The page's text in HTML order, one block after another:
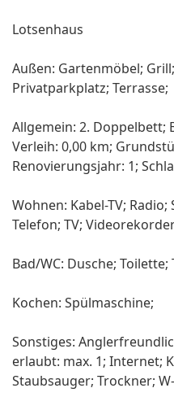
Lotsenhaus
Außen: Gartenmöbel;
Privatparkplatz; Terrasse;
Allgemein: 2. Doppelbett;
Verleih: 0,00 km;
Renovierungsjahr: 1;
Wohnen: Kabel-TV;
Telefon; TV;
Bad/WC: Dusche; Toilette;
Kochen: Spülmaschine;
Sonstiges:
erlaubt: max. 1; Internet;
Staubsauger; Trockner;